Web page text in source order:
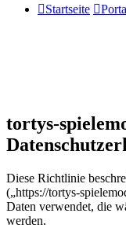
Startseite
tortys-
Diese Richtlinie
(„https://tortys-
Daten verwendet, die
werden.